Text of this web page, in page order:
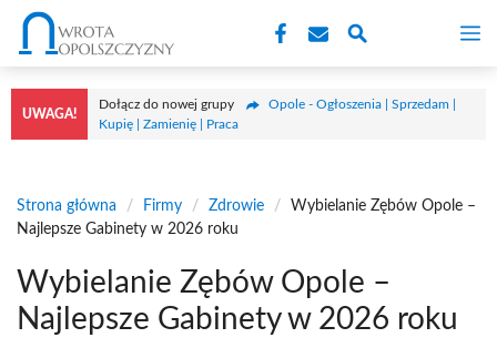
Przejdź
treści
UWAGA!
Dołącz do nowej grupy
Opole - Ogłoszenia | Sprzedam |
Kupię | Zamienię | Praca
Strona główna / Firmy / Zdrowie /
Wybielanie Zębów Opole –
Najlepsze Gabinety w 2026 roku
Wybielanie Zębów Opole –
Najlepsze Gabinety w 2026 roku